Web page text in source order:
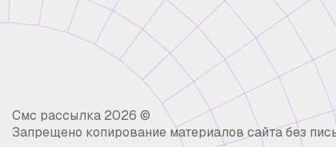
Смс рассылка 2026 ©
Запрещено копирование материалов сайта без